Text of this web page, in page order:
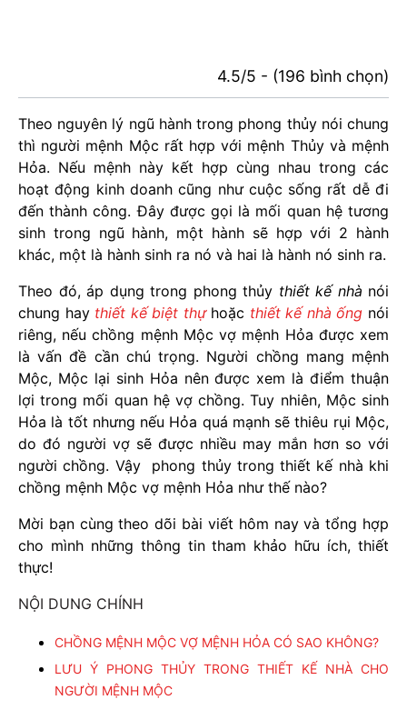
4.5/5 - (196 bình chọn)
Theo nguyên lý ngũ hành trong phong thủy nói chung
thì người mệnh Mộc rất hợp với mệnh Thủy và mệnh
Hỏa. Nếu mệnh này kết hợp cùng nhau trong các
hoạt động kinh doanh cũng như cuộc sống rất dễ đi
đến thành công. Đây được gọi là mối quan hệ tương
sinh trong ngũ hành, một hành sẽ hợp với 2 hành
khác, một là hành sinh ra nó và hai là hành nó sinh ra.
Theo đó, áp dụng trong phong thủy thiết kế nhà nói
chung hay thiết kế biệt thựhoặc thiết kế nhà ống nói
riêng, nếu chồng mệnh Mộc vợ mệnh Hỏa được xem
là vấn đề cần chú trọng. Người chồng mang mệnh
Mộc, Mộc lại sinh Hỏa nên được xem là điểm thuận
lợi trong mối quan hệ vợ chồng. Tuy nhiên, Mộc sinh
Hỏa là tốt nhưng nếu Hỏa quá mạnh sẽ thiêu rụi Mộc,
do đó người vợ sẽ được nhiều may mắn hơn so với
người chồng. Vậy phong thủy trong thiết kế nhà khi
chồng mệnh Mộc vợ mệnh Hỏa như thế nào?
Mời bạn cùng theo dõi bài viết hôm nay và tổng hợp
cho mình những thông tin tham khảo hữu ích, thiết
thực!
NỘI DUNG CHÍNH
CHỒNG MỆNH MỘC VỢ MỆNH HỎA CÓ SAO KHÔNG?
LƯU Ý PHONG THỦY TRONG THIẾT KẾ NHÀ CHO
NGƯỜI MỆNH MỘC